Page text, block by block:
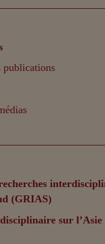
publications
(GRIAS)
sur l’Asie